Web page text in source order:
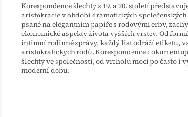
Korespondence šlechty z 19. a 20. století
aristokracie v období dramatických společenských
psané na elegantním papíře s rodovými erby,
ekonomické aspekty života vyšších vrstev. Od
intimní rodinné zprávy, každý list odráží etiketu,
aristokratických rodů. Korespondence
šlechty ve společnosti, od vrcholu moci po často i
moderní dobu.